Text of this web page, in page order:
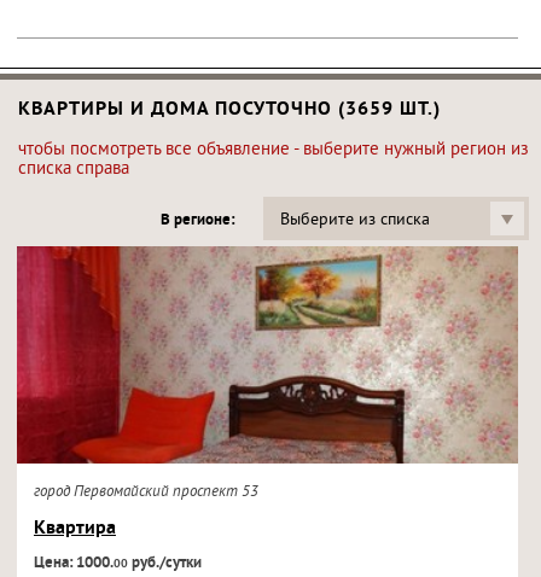
КВАРТИРЫ И ДОМА ПОСУТОЧНО (3659 ШТ.)
чтобы посмотреть все объявление - выберите нужный регион из
списка справа
В регионе: Выберите из списка
город Первомайский проспект 53
Квартира
Цена: 1000.00руб./сутки